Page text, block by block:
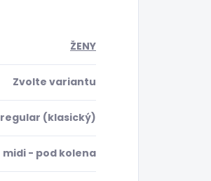
ŽENY
Zvolte variantu
regular (klasický)
midi - pod kolena